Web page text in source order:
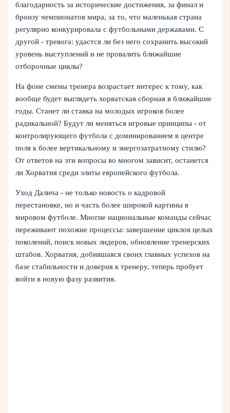
благодарность за исторические достижения, за финал и
бронзу чемпионатов мира, за то, что маленькая страна
регулярно конкурировала с футбольными державами. С
другой - тревога: удастся ли без него сохранить высокий
уровень выступлений и не провалить ближайшие
отборочные циклы?
На фоне смены тренера возрастает интерес к тому, как
вообще будет выглядеть хорватская сборная в ближайшие
годы. Станет ли ставка на молодых игроков более
радикальной? Будут ли меняться игровые принципы - от
контролирующего футбола с доминированием в центре
поля к более вертикальному и энергозатратному стилю?
От ответов на эти вопросы во многом зависит, останется
ли Хорватия среди элиты европейского футбола.
Уход Далича - не только новость о кадровой
перестановке, но и часть более широкой картины в
мировом футболе. Многие национальные команды сейчас
переживают похожие процессы: завершение циклов целых
поколений, поиск новых лидеров, обновление тренерских
штабов. Хорватия, добившаяся своих главных успехов на
базе стабильности и доверия к тренеру, теперь пробует
войти в новую фазу развития.